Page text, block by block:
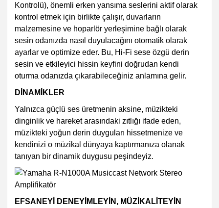
Kontrolü), önemli erken yansıma seslerini aktif olarak
kontrol etmek için birlikte çalışır, duvarların
malzemesine ve hoparlör yerleşimine bağlı olarak
sesin odanızda nasıl duyulacağını otomatik olarak
ayarlar ve optimize eder. Bu, Hi-Fi sese özgü derin
sesin ve etkileyici hissin keyfini doğrudan kendi
oturma odanızda çıkarabileceğiniz anlamına gelir.
DİNAMİKLER
Yalnızca güçlü ses üretmenin aksine, müzikteki
dinginlik ve hareket arasındaki zıtlığı ifade eden,
müzikteki yoğun derin duyguları hissetmenize ve
kendinizi o müzikal dünyaya kaptırmanıza olanak
tanıyan bir dinamik duygusu peşindeyiz.
EFSANEYİ DENEYİMLEYİN, MÜZİKALİTEYİN